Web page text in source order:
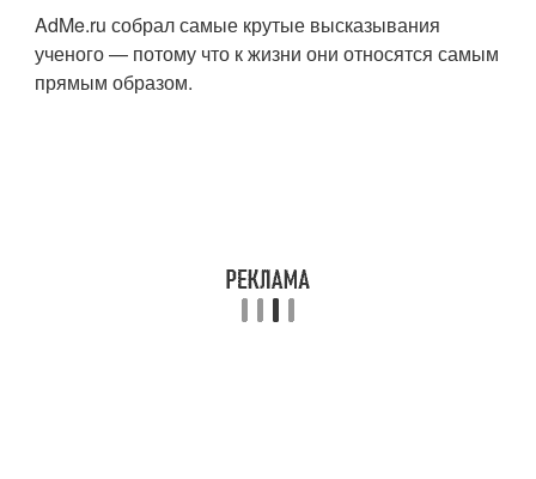
AdMe.ru собрал самые крутые высказывания
ученого — потому что к жизни они относятся самым
прямым образом.